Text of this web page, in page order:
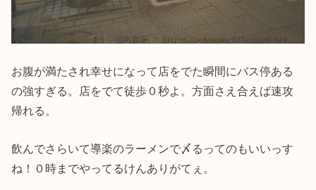
お腹が満たされ幸せになって店をでた瞬間にバス停ある
の強すぎる。店をでて徒歩０秒よ。方面さえ合えば速攻
帰れる。
飲んでさらいて導楽のラーメンで〆るってのもいいっす
ね！０時までやってるけんありがてぇ。